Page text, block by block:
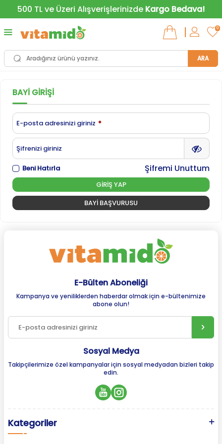
500 TL ve Üzeri Alışverişlerinizde Kargo Bedava!
ARA
0
BAYI GIRIŞI
E-posta adresinizi giriniz *
Şifrenizi giriniz
Beni Hatırla Şifremi Unuttum
GIRIŞ YAP
BAYI BAŞVURUSU
E-Bülten Aboneliği
Kampanya ve yeniliklerden haberdar olmak için e-bültenimize
abone olun!
Sosyal Medya
Takipçilerimize özel kampanyalar için sosyal medyadan bizleri takip
edin.
Kategoriler